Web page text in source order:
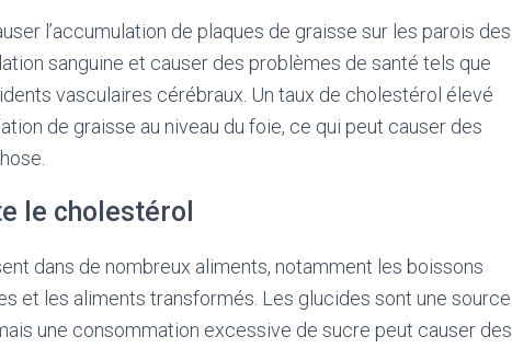
l’accumulation de plaques de graisse sur les parois des
sanguine et causer des problèmes de santé tels que
vasculaires cérébraux. Un taux de cholestérol élevé
de graisse au niveau du foie, ce qui peut causer des
le cholestérol
dans de nombreux aliments, notamment les boissons
et les aliments transformés. Les glucides sont une source
une consommation excessive de sucre peut causer des